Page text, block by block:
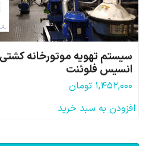
سیستم تهویه موتورخانه
انسیس فلوئنت
۱,۴۵۲,۰۰۰ تومان
افزودن به سبد خرید